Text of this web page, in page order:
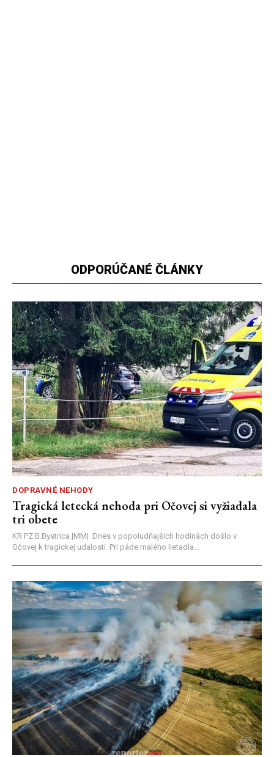
ODPORÚČANÉ ČLÁNKY
DOPRAVNÉ NEHODY
Tragická letecká nehoda pri Očovej si vyžiadala
tri obete
KR PZ B.Bystrica |MM| Dnes v popoludňajších hodinách došlo v
Očovej k tragickej udalosti. Pri páde malého lietadla...